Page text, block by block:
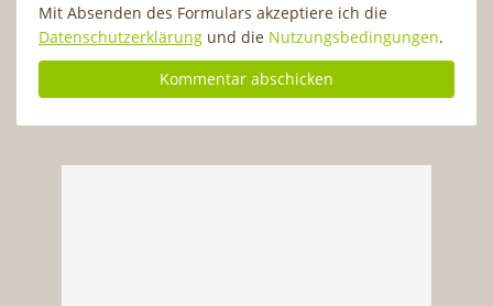
Mit Absenden des Formulars akzeptiere ich die
Datenschutzerklärung und die Nutzungsbedingungen.